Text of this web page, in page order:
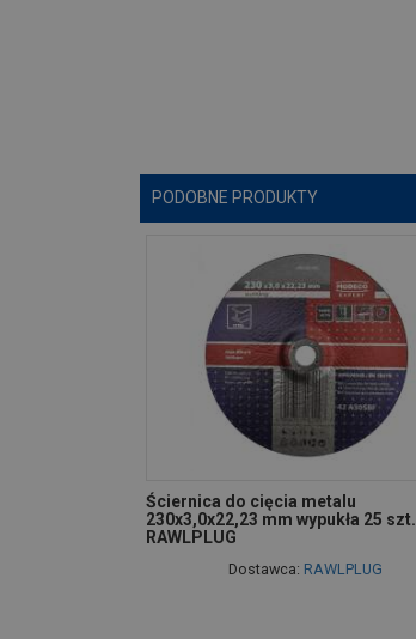
PODOBNE PRODUKTY
Ściernica do cięcia metalu
230x3,0x22,23 mm wypukła 25 szt.
RAWLPLUG
Dostawca: RAWLPLUG